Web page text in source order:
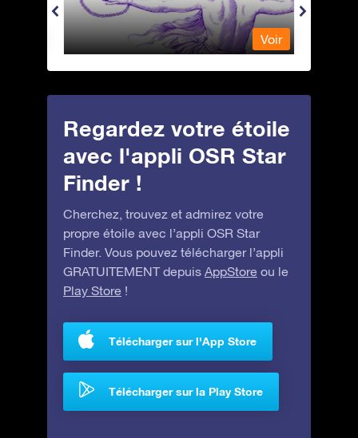
Voir
Regardez votre étoile
avec l'appli OSR Star
Finder !
Cherchez, trouvez et admirez votre
propre étoile avec l’appli OSR Star
Finder. Vous pouvez télécharger l’appli
GRATUITEMENT depuis AppStore ou le
Play Store !
Télécharger sur l'App Store
Télécharger sur la Play Store